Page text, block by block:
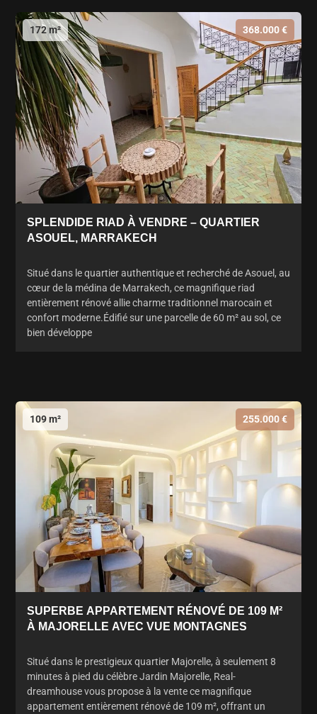
172 m² 368.000 €
SPLENDIDE RIAD À VENDRE – QUARTIER
ASOUEL, MARRAKECH
Situé dans le quartier authentique et recherché de Asouel, au
cœur de la médina de Marrakech, ce magnifique riad
entièrement rénové allie charme traditionnel marocain et
confort moderne.Édifié sur une parcelle de 60 m² au sol, ce
bien développe
109 m² 255.000 €
SUPERBE APPARTEMENT RÉNOVÉ DE 109 M²
À MAJORELLE AVEC VUE MONTAGNES
Situé dans le prestigieux quartier Majorelle, à seulement 8
minutes à pied du célèbre Jardin Majorelle, Real-
dreamhouse vous propose à la vente ce magnifique
appartement entièrement rénové de 109 m², offrant un